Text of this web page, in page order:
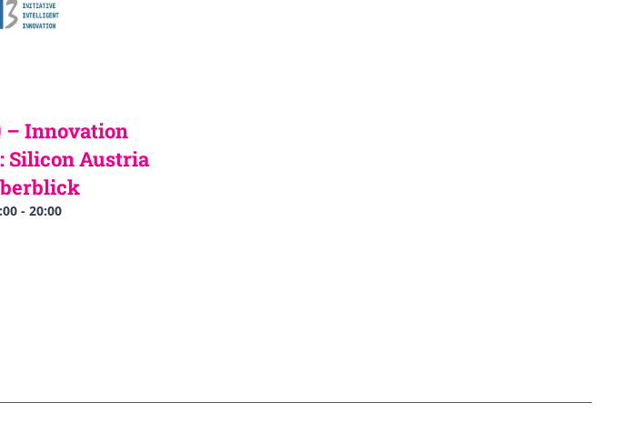
– Innovation
Silicon Austria
- 20:00